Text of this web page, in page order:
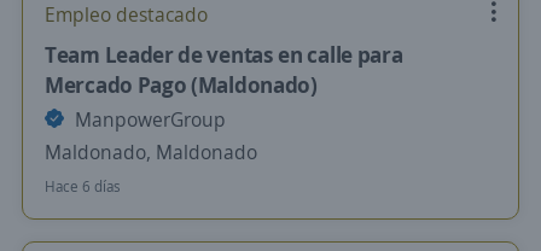
Empleo destacado
Team Leader de ventas en calle para
Mercado Pago (Maldonado)
ManpowerGroup
Maldonado, Maldonado
Hace 6 días